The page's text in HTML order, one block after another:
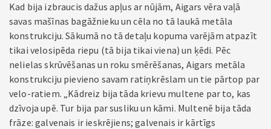
Kad bija izbraucis dažus apļus ar nūjām, Aigars vēra vaļā
savas mašīnas bagāžnieku un cēla no tā laukā metāla
konstrukciju. Sākumā no tā detaļu kopuma varējām atpazīt
tikai velosipēda riepu (tā bija tikai viena) un ķēdi. Pēc
nelielas skrūvēšanas un roku smērēšanas, Aigars metāla
konstrukciju pievieno savam ratiņkrēslam un tie pārtop par
velo-ratiem. „Kādreiz bija tāda krievu multene par to, kas
dzīvoja upē. Tur bija par susliku un kāmi. Multenē bija tāda
frāze: galvenais ir ieskrējiens; galvenais ir kārtīgs